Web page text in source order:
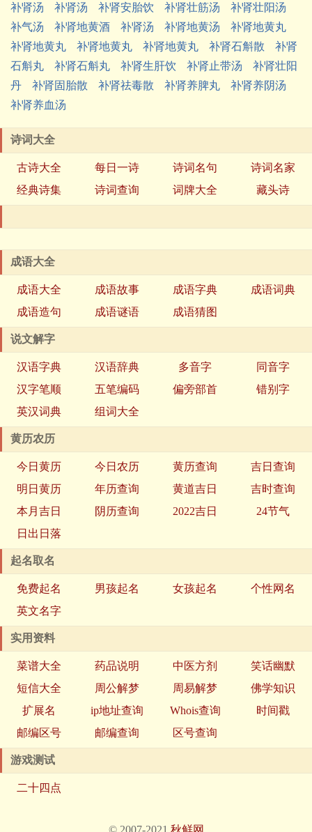
补肾汤 补肾汤 补肾安胎饮 补肾壮筋汤
补肾壮阳汤
补气汤
补肾地黄酒 补肾汤 补肾地黄汤
补肾地黄丸
补肾地黄丸
补肾地黄丸 补肾地黄丸 补肾石斛散
补肾
石斛丸
补肾石斛丸 补肾生肝饮 补肾止带汤
补肾壮阳
丹
补肾固胎散 补肾祛毒散 补肾养脾丸
补肾养阴汤
补肾养血汤
诗词大全
古诗大全 每日一诗 诗词名句
诗词名家
经典诗集
诗词查询 词牌大全 藏头诗
成语大全
成语大全 成语故事 成语字典
成语词典
成语造句
成语谜语 成语猜图
说文解字
汉语字典 汉语辞典 多音字
同音字
汉字笔顺
五笔编码 偏旁部首
错别字
英汉词典
组词大全
黄历农历
今日黄历 今日农历 黄历查询
吉日查询
明日黄历
年历查询 黄道吉日
吉时查询
本月吉日
阴历查询 2022吉日
24节气
日出日落
起名取名
免费起名 男孩起名 女孩起名
个性网名
英文名字
实用资料
菜谱大全 药品说明 中医方剂
笑话幽默
短信大全
周公解梦 周易解梦
佛学知识
扩展名
ip地址查询 Whois查询
时间戳
邮编区号
邮编查询 区号查询
游戏测试
二十四点
© 2007-2021 秋鲜网